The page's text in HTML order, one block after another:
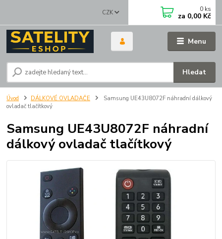
Menu
CZK
Hledat
0 ks
za 0,00 Kč
Úvod DÁLKOVÉ OVLADAČE
Samsung UE43U8072F náhradní dálkový
ovladač tlačítkový
Samsung UE43U8072F náhradní
dálkový ovladač tlačítkový